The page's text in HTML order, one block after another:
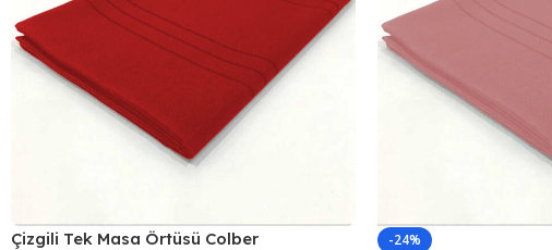
Çizgili Tek Masa Örtüsü Colber
-24%